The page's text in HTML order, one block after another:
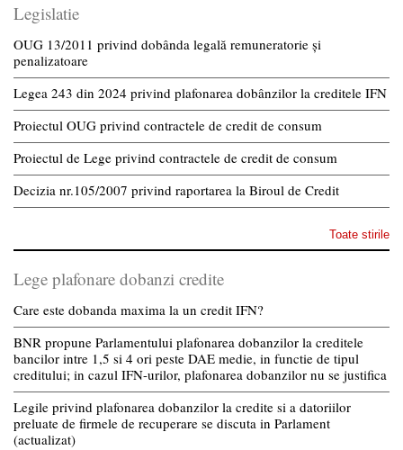
Legislatie
OUG 13/2011 privind dobânda legală remuneratorie și
penalizatoare
Legea 243 din 2024 privind plafonarea dobânzilor la creditele IFN
Proiectul OUG privind contractele de credit de consum
Proiectul de Lege privind contractele de credit de consum
Decizia nr.105/2007 privind raportarea la Biroul de Credit
Toate stirile
Lege plafonare dobanzi credite
Care este dobanda maxima la un credit IFN?
BNR propune Parlamentului plafonarea dobanzilor la creditele
bancilor intre 1,5 si 4 ori peste DAE medie, in functie de tipul
creditului; in cazul IFN-urilor, plafonarea dobanzilor nu se justifica
Legile privind plafonarea dobanzilor la credite si a datoriilor
preluate de firmele de recuperare se discuta in Parlament
(actualizat)